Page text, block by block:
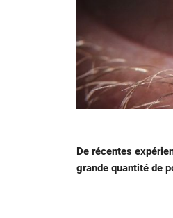
De récentes
grande quantité de